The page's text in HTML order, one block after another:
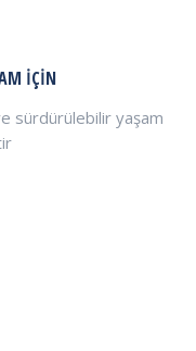
İÇİN
sürdürülebilir yaşam